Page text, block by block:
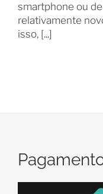
smartphone ou
relativamente
isso, [...]